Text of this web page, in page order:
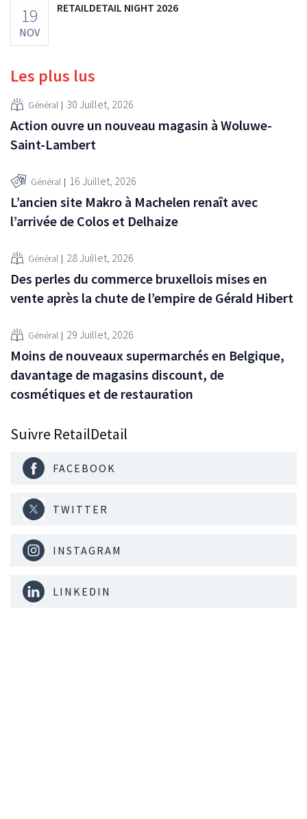
19
NOV
RETAILDETAIL NIGHT 2026
Les plus lus
Général 30 Juillet, 2026
Action ouvre un nouveau magasin à Woluwe-
Saint-Lambert
Général 16 Juillet, 2026
L’ancien site Makro à Machelen renaît avec
l’arrivée de Colos et Delhaize
Général 28 Juillet, 2026
Des perles du commerce bruxellois mises en
vente après la chute de l’empire de Gérald Hibert
Général 29 Juillet, 2026
Moins de nouveaux supermarchés en Belgique,
davantage de magasins discount, de
cosmétiques et de restauration
Suivre RetailDetail
FACEBOOK
TWITTER
INSTAGRAM
LINKEDIN